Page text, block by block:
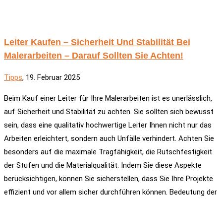
Leiter Kaufen – Sicherheit Und Stabilität Bei
Malerarbeiten – Darauf Sollten Sie Achten!
Tipps, 19. Februar 2025
Beim Kauf einer Leiter für Ihre Malerarbeiten ist es unerlässlich,
auf Sicherheit und Stabilität zu achten. Sie sollten sich bewusst
sein, dass eine qualitativ hochwertige Leiter Ihnen nicht nur das
Arbeiten erleichtert, sondern auch Unfälle verhindert. Achten Sie
besonders auf die maximale Tragfähigkeit, die Rutschfestigkeit
der Stufen und die Materialqualität. Indem Sie diese Aspekte
berücksichtigen, können Sie sicherstellen, dass Sie Ihre Projekte
effizient und vor allem sicher durchführen können. Bedeutung der